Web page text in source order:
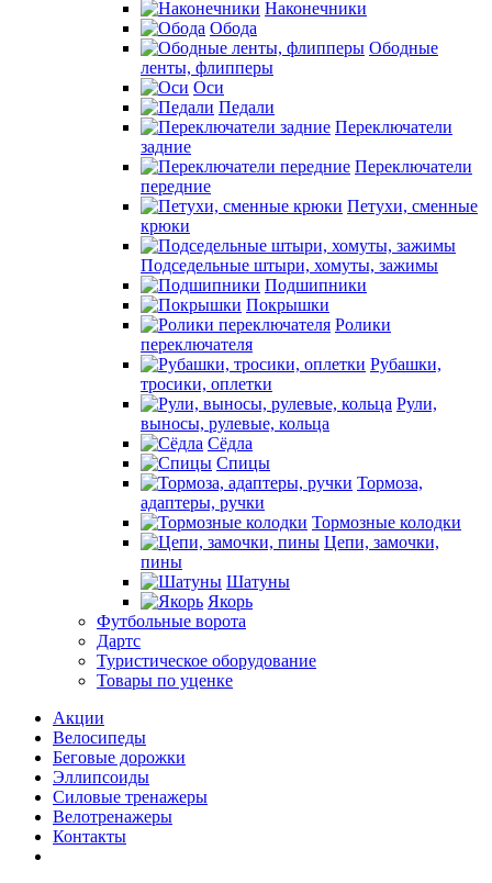
Наконечники
Обода
Ободные
ленты, флипперы
Оси
Педали
Переключатели
задние
Переключатели
передние
Петухи, сменные
крюки
Подседельные штыри, хомуты, зажимы
Подшипники
Покрышки
Ролики
переключателя
Рубашки,
тросики, оплетки
Рули,
выносы, рулевые, кольца
Сёдла
Спицы
Тормоза,
адаптеры, ручки
Тормозные колодки
Цепи, замочки,
пины
Шатуны
Якорь
Футбольные ворота
Дартс
Туристическое оборудование
Товары по уценке
Акции
Велосипеды
Беговые дорожки
Эллипсоиды
Силовые тренажеры
Велотренажеры
Контакты